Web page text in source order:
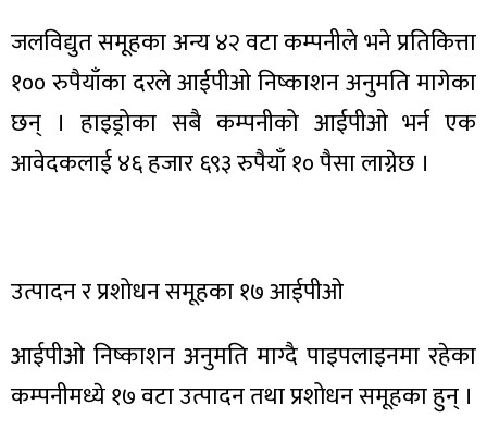
जलविद्युत समूहका अन्य ४२ वटा कम्पनीले भने प्रतिकित्ता
१०० रुपैयाँका दरले आईपीओ निष्काशन अनुमति मागेका
छन् । हाइड्रोका सबै कम्पनीको आईपीओ भर्न एक
आवेदकलाई ४६ हजार ६९३ रुपैयाँ १० पैसा लाग्नेछ ।
उत्पादन र प्रशोधन समूहका १७ आईपीओ
आईपीओ निष्काशन अनुमति माग्दै पाइपलाइनमा रहेका
कम्पनीमध्ये १७ वटा उत्पादन तथा प्रशोधन समूहका हुन् ।